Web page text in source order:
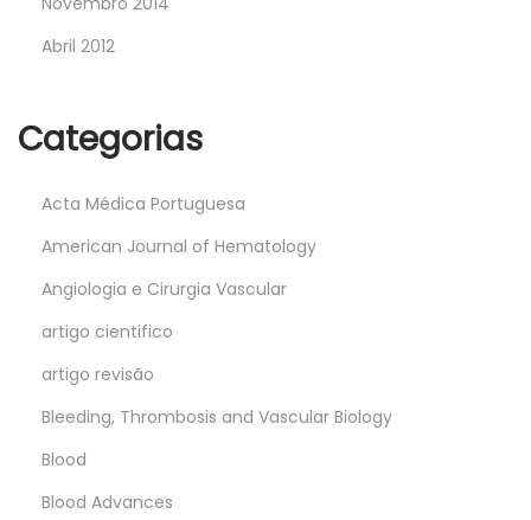
Abril 2012
Categorias
Acta Médica Portuguesa
American Journal of Hematology
Angiologia e Cirurgia Vascular
artigo cientifico
artigo revisão
Bleeding, Thrombosis and Vascular Biology
Blood
Blood Advances